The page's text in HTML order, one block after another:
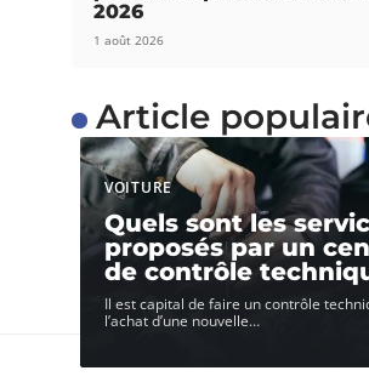
2026
1 août 2026
Article
VOITURE
Quels sont les
proposés par un
de contrôle
Il est capital de faire un contrôle
l’achat d’une nouvelle…